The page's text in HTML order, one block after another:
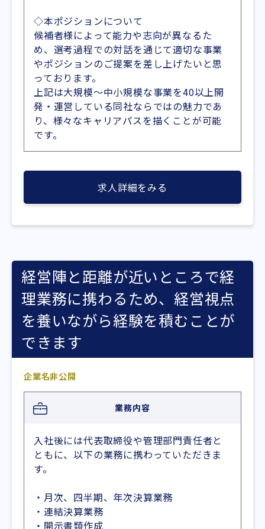
◇本ポジションについて
候補者様によって能力や志向が異なるた
め、選考過程での対話を通じて適切な事業
やポジションのご提案を差し上げたいと思
っております。
上記は大規模～中小規模な事業を40以上開
発・運営している同社ならではの魅力であ
り、様々なキャリアパスを描くことが可能
です。
求人詳細をみる
経営陣と距離が近いところで経
理業務に携わるため、経営視点
を養いながら経験を積むことが
できます
企業名非公開
業務内容
入社後には代表取締役や管理部門責任者と
ともに、以下の業務に携わっていただきま
す。
・月次、四半期、年次決算業務
・連結決算業務
・開示書類作成